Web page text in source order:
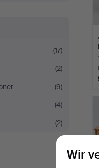
(17)
(2)
(9)
(4)
(2)
Wir